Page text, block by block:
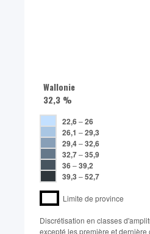
Wallonie
32,3 %
22,6–26
26,1 –29,3
29,4–32,6
32,7–35,9
36–39,2
39,3 –52,7
Limite de province
Discrétisation en classes
excepté les première et dernière